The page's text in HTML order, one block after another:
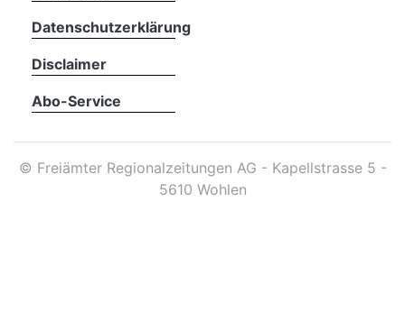
Datenschutzerklärung
Disclaimer
Abo-Service
© Freiämter Regionalzeitungen AG - Kapellstrasse 5 -
5610 Wohlen